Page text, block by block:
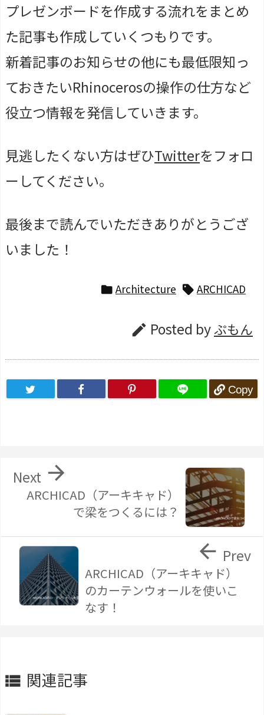
プレゼンボードを作成する流れをまとめ
た記事も作成していくつもりです。
新着記事のお知らせの他にも最低限知っ
ておきたいRhinocerosの操作の仕方など
役立つ情報を発信していきます。
見逃したくない方はぜひTwitterをフォロ
ーしてください。
最後まで読んでいただきありがとうござ
いました！
 Architecture  ARCHICAD
 Posted byぷもん
Copy
ARCHICAD（アーキキャド）
で梁をつくるには？

Next
ARCHICAD（アーキキャド）
のカーテンウォールを使いこ
なす！
 Prev
 関連記事